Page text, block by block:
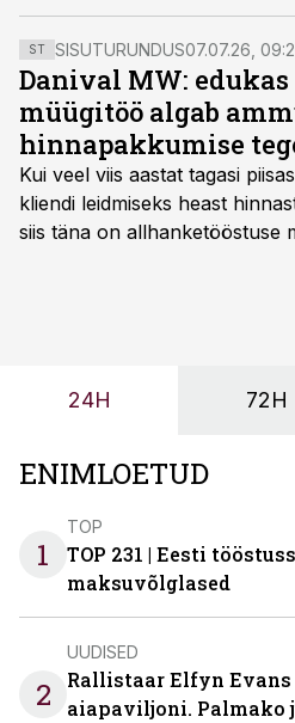
sõnul on tegemist hea
ST SISUTURUNDUS07.07.26,
Danival MW:
müügitöö algab
hinnapakkumise
Kui veel viis aastat tagasi
kliendi leidmiseks heast
siis täna on allhanketööstuse
24H 72H
ENIMLOETUD
1
TOP
TOP 231 | Eesti
maksuvõlglased
2
UUDISED
Rallistaar Elfyn
aiapaviljoni. Palmako